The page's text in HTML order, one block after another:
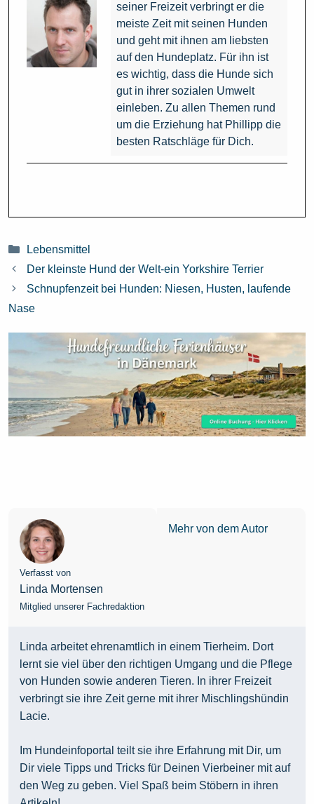
seiner Freizeit verbringt er die
meiste Zeit mit seinen Hunden
und geht mit ihnen am liebsten
auf den Hundeplatz. Für ihn ist
es wichtig, dass die Hunde sich
gut in ihrer sozialen Umwelt
einleben. Zu allen Themen rund
um die Erziehung hat Phillipp die
besten Ratschläge für Dich.
Kategorien
Lebensmittel
Der kleinste Hund der Welt-ein Yorkshire Terrier
Schnupfenzeit bei Hunden: Niesen, Husten, laufende
Nase
Verfasst von
Linda Mortensen
Mitglied unserer Fachredaktion
Mehr von dem Autor
Linda arbeitet ehrenamtlich in einem Tierheim. Dort
lernt sie viel über den richtigen Umgang und die Pflege
von Hunden sowie anderen Tieren. In ihrer Freizeit
verbringt sie ihre Zeit gerne mit ihrer Mischlingshündin
Lacie.
Im Hundeinfoportal teilt sie ihre Erfahrung mit Dir, um
Dir viele Tipps und Tricks für Deinen Vierbeiner mit auf
den Weg zu geben. Viel Spaß beim Stöbern in ihren